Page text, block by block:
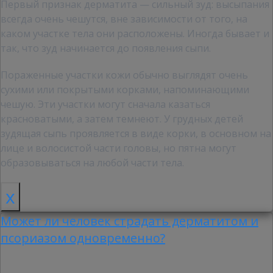
Первый признак дерматита — сильный зуд: высыпания
всегда очень чешутся, вне зависимости от того, на
каком участке тела они расположены. Иногда бывает и
так, что зуд начинается до появления сыпи.
Пораженные участки кожи обычно выглядят очень
сухими или покрытыми корками, напоминающими
чешую. Эти участки могут сначала казаться
красноватыми, а затем темнеют. У грудных детей
зудящая сыпь проявляется в виде корки, в основном на
лице и волосистой части головы, но пятна могут
образовываться на любой части тела.
x
Может ли человек страдать дерматитом и
псориазом одновременно?